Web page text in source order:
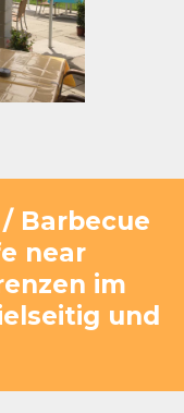
Barbecue
near
im
und